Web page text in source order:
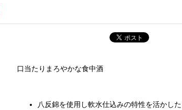
口当たりまろやかな食中酒
八反錦を使用し軟水仕込みの特性を活かし